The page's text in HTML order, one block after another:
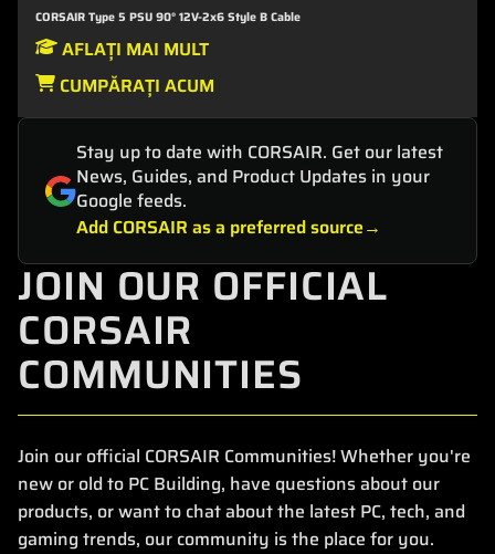
CORSAIR Type 5 PSU 90° 12V-2x6 Style B Cable
AFLAȚI MAI MULT
CUMPĂRAȚI ACUM
Stay up to date with CORSAIR. Get our latest
News, Guides, and Product Updates in your
Google feeds.
Add CORSAIR as a preferred source
JOIN OUR OFFICIAL
CORSAIR
COMMUNITIES
Join our official CORSAIR Communities! Whether you're
new or old to PC Building, have questions about our
products, or want to chat about the latest PC, tech, and
gaming trends, our community is the place for you.